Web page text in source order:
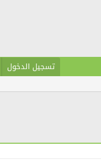
تسجيل الدخول